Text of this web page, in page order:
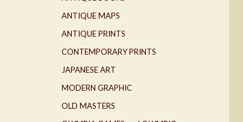
ANTIQUE MAPS
ANTIQUE PRINTS
CONTEMPORARY PRINTS
JAPANESE ART
MODERN GRAPHIC
OLD MASTERS